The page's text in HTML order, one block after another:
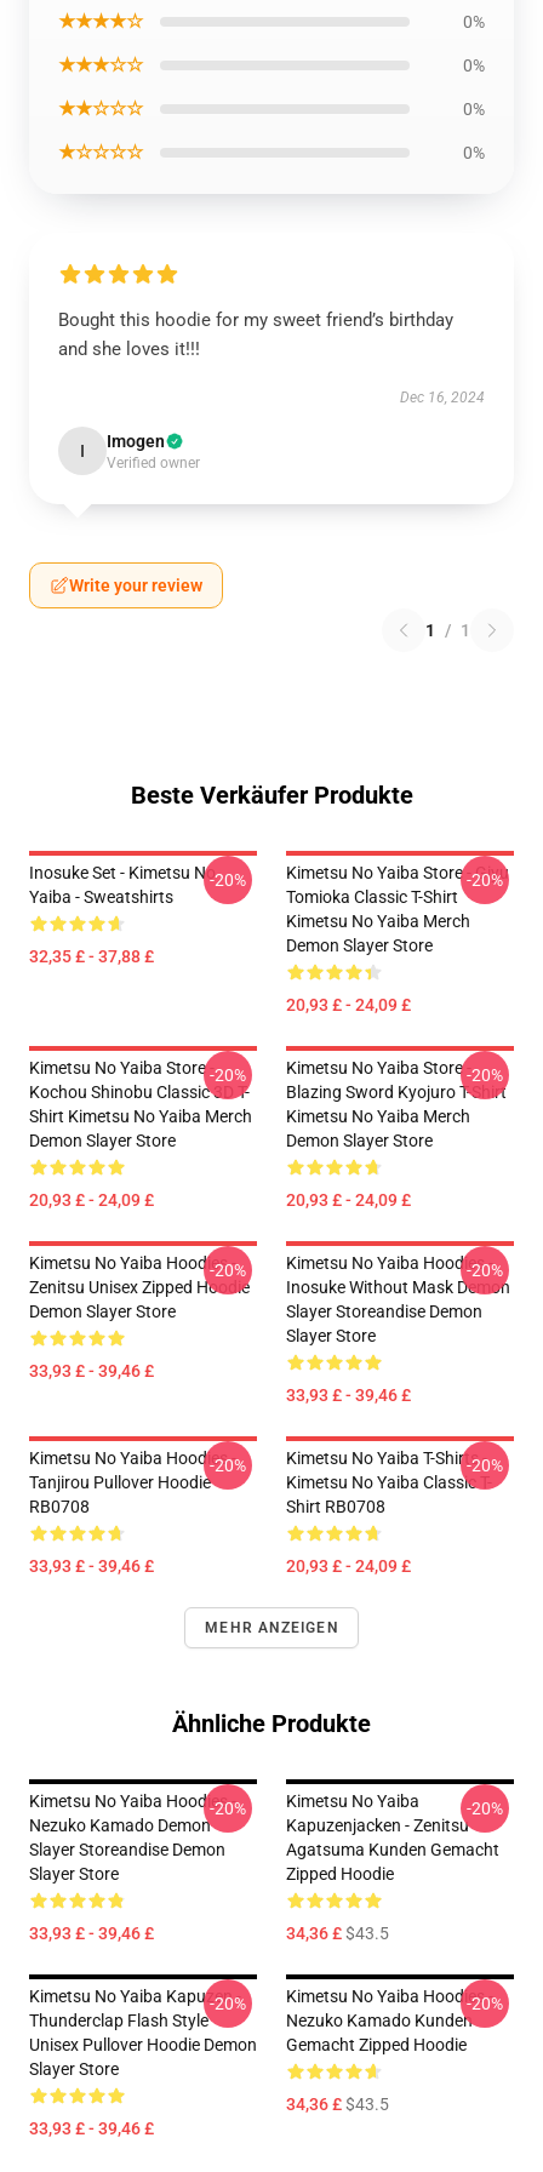
★★★★☆ 0%
★★★☆☆ 0%
★★☆☆☆ 0%
★☆☆☆☆ 0%
Bought this hoodie for my sweet friend’s birthday
and she loves it!!!
Dec 16, 2024
I Imogen
Verified owner
Write your review
1 / 1
Beste Verkäufer Produkte
Inosuke Set - Kimetsu No
Yaiba - Sweatshirts
32,35 £ - 37,88 £
-20%
Kimetsu No Yaiba Store - Giyu
Tomioka Classic T-Shirt
Kimetsu No Yaiba Merch
Demon Slayer Store
20,93 £ - 24,09 £
-20%
Kimetsu No Yaiba Store -
Kochou Shinobu Classic 3D T-
Shirt Kimetsu No Yaiba Merch
Demon Slayer Store
20,93 £ - 24,09 £
-20%
Kimetsu No Yaiba Store -
Blazing Sword Kyojuro T-Shirt
Kimetsu No Yaiba Merch
Demon Slayer Store
20,93 £ - 24,09 £
-20%
Kimetsu No Yaiba Hoodies -
Zenitsu Unisex Zipped Hoodie
Demon Slayer Store
33,93 £ - 39,46 £
-20%
Kimetsu No Yaiba Hoodies -
Inosuke Without Mask Demon
Slayer Storeandise Demon
Slayer Store
33,93 £ - 39,46 £
-20%
Kimetsu No Yaiba Hoodies -
Tanjirou Pullover Hoodie
RB0708
33,93 £ - 39,46 £
-20%
Kimetsu No Yaiba T-Shirts -
Kimetsu No Yaiba Classic T-
Shirt RB0708
20,93 £ - 24,09 £
-20%
MEHR ANZEIGEN
Ähnliche Produkte
Kimetsu No Yaiba Hoodies -
Nezuko Kamado Demon
Slayer Storeandise Demon
Slayer Store
33,93 £ - 39,46 £
-20%
Kimetsu No Yaiba
Kapuzenjacken - Zenitsu
Agatsuma Kunden Gemacht
Zipped Hoodie
34,36 £$43.5
-20%
Kimetsu No Yaiba Kapuzen -
Thunderclap Flash Style
Unisex Pullover Hoodie Demon
Slayer Store
33,93 £ - 39,46 £
-20%
Kimetsu No Yaiba Hoodies -
Nezuko Kamado Kunden
Gemacht Zipped Hoodie
34,36 £$43.5
-20%